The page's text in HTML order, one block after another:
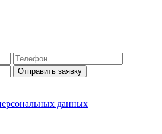
Отправить заявку
данных